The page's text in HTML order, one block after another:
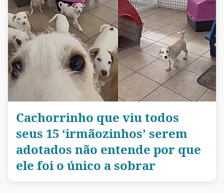
Cachorrinho que viu todos
seus 15 ‘irmãozinhos’ serem
adotados não entende por que
ele foi o único a sobrar